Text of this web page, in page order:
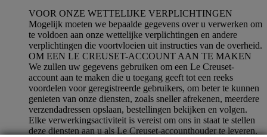
VOOR ONZE WETTELIJKE VERPLICHTINGEN
Mogelijk moeten we bepaalde gegevens over u verwerken om
te voldoen aan onze wettelijke verplichtingen en andere
verplichtingen die voortvloeien uit instructies van de overheid.
OM EEN LE CREUSET-ACCOUNT AAN TE MAKEN
We zullen uw gegevens gebruiken om een Le Creuset-
account aan te maken die u toegang geeft tot een reeks
voordelen voor geregistreerde gebruikers, om beter te kunnen
genieten van onze diensten, zoals sneller afrekenen, meerdere
verzendadressen opslaan, bestellingen bekijken en volgen.
Elke verwerkingsactiviteit is vereist om ons in staat te stellen
deze diensten aan u als Le Creuset-accounthouder te leveren.